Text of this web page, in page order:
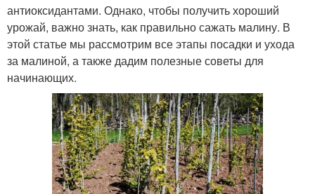
антиоксидантами. Однако, чтобы получить хороший
урожай, важно знать, как правильно сажать малину. В
этой статье мы рассмотрим все этапы посадки и ухода
за малиной, а также дадим полезные советы для
начинающих.